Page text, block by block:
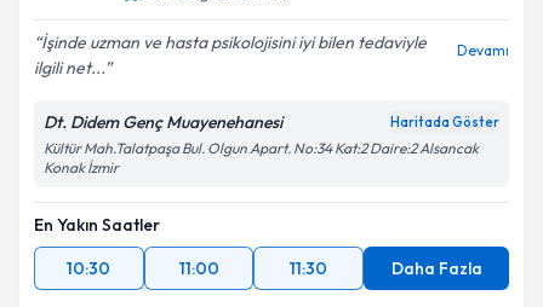
İşinde uzman ve hasta psikolojisini iyi bilen tedaviyle
ilgili net...
Devamı
Dt. Didem Genç Muayenehanesi Haritada Göster
Kültür Mah.Talatpaşa Bul. Olgun Apart. No:34 Kat:2 Daire:2 Alsancak
Konak İzmir
En Yakın Saatler
10:30
11:00 11:30 Daha Fazla